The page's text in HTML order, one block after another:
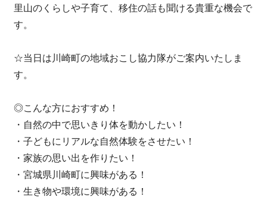
里山のくらしや子育て、移住の話も聞ける貴重な機会で
す。
☆当日は川崎町の地域おこし協力隊がご案内いたしま
す。
◎こんな方におすすめ！
・自然の中で思いきり体を動かしたい！
・子どもにリアルな自然体験をさせたい！
・家族の思い出を作りたい！
・宮城県川崎町に興味がある！
・生き物や環境に興味がある！